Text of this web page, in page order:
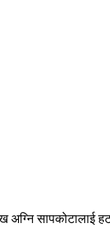
सापकोटालाई